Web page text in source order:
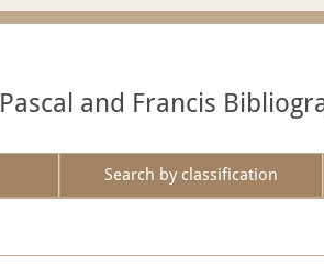
Pascal and Francis
Search by classification